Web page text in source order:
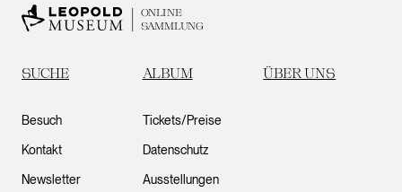
ONLINE
SAMMLUNG
SUCHE ALBUM ÜBER UNS
Besuch
Kontakt
Newsletter
Tickets/Preise
Datenschutz
Ausstellungen